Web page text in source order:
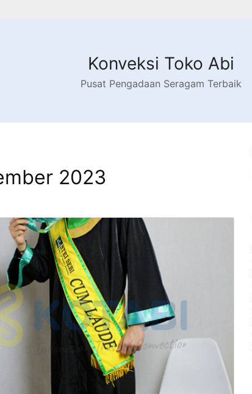
Konveksi Toko Abi
Pusat Pengadaan Seragam Terbaik
2023